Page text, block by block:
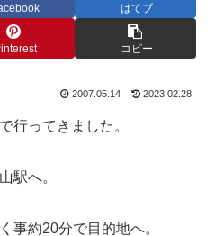
はてブ
コピー
2007.05.14 2023.02.28
行ってきました。
駅へ。
事約20分で目的地へ。